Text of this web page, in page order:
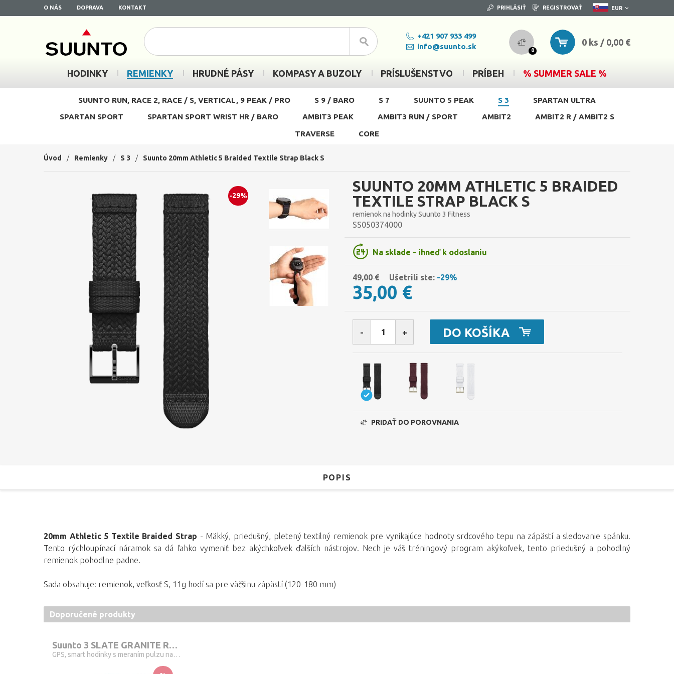
O NÁS DOPRAVA KONTAKT PRIHLÁSIŤ REGISTROVAŤ EUR
+421 907 933 499
info@suunto.sk
0
0 ks / 0,00 €
HODINKY REMIENKY HRUDNÉ PÁSY KOMPASY A BUZOLY PRÍSLUŠENSTVO PRÍBEH % SUMMER SALE %
SUUNTO RUN, RACE 2, RACE / S, VERTICAL, 9 PEAK / PRO S 9 / BARO S 7 SUUNTO 5 PEAK S 3
SPARTAN ULTRA
SPARTAN SPORT
SPARTAN SPORT WRIST HR / BARO AMBIT3 PEAK AMBIT3 RUN / SPORT AMBIT2
AMBIT2 R / AMBIT2 S
TRAVERSE
CORE
Úvod / Remienky / S 3 / Suunto 20mm Athletic 5 Braided Textile Strap Black S
-29%
SUUNTO 20MM ATHLETIC 5 BRAIDED
TEXTILE STRAP BLACK S
remienok na hodinky Suunto 3 Fitness
SS050374000
Na sklade - ihneď k odoslaniu
49,00 € Ušetrili ste: -29%
35,00 €
- + DO KOŠÍKA
PRIDAŤ DO POROVNANIA
POPIS
20mm Athletic 5 Textile Braided Strap - Mäkký, priedušný, pletený textilný remienok pre vynikajúce hodnoty srdcového tepu na zápästí a sledovanie spánku.
Tento rýchloupínací náramok sa dá ľahko vymeniť bez akýchkoľvek ďalších nástrojov. Nech je váš tréningový program akýkoľvek, tento priedušný a pohodlný
remienok pohodlne padne.
Sada obsahuje: remienok, veľkosť S, 11g hodí sa pre väčšinu zápästí (120-180 mm)
Doporučené produkty
Suunto 3 SLATE GRANITE RED
GPS, smart hodinky s meraním pulzu na zápästí